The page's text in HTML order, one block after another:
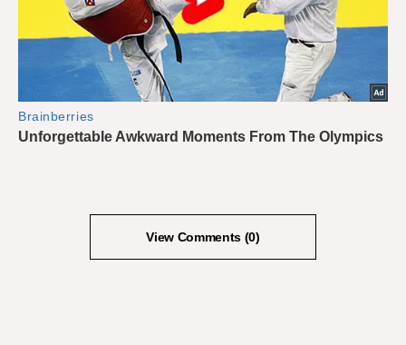
View Comments (0)